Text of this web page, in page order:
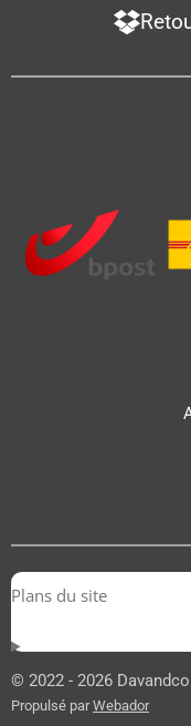
Plans du site
© 2022 - 2026
Propulsé parWebador